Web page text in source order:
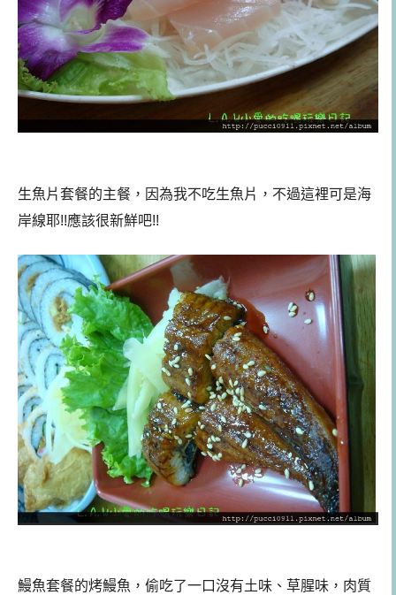
生魚片套餐的主餐，因為我不吃生魚片，不過這裡可是海
岸線耶!!應該很新鮮吧!!
鰻魚套餐的烤鰻魚，偷吃了一口沒有土味、草腥味，肉質